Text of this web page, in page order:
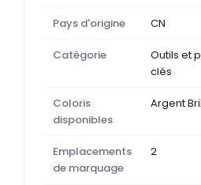
Pays d'origine CN
Catégorie
Outils et
clés
Coloris
disponibles
Argent
Emplacements
de marquage
2